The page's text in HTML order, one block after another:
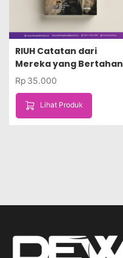
RIUH Catatan dari
Mereka yang Bertahan
Rp 35.000
Lihat Produk